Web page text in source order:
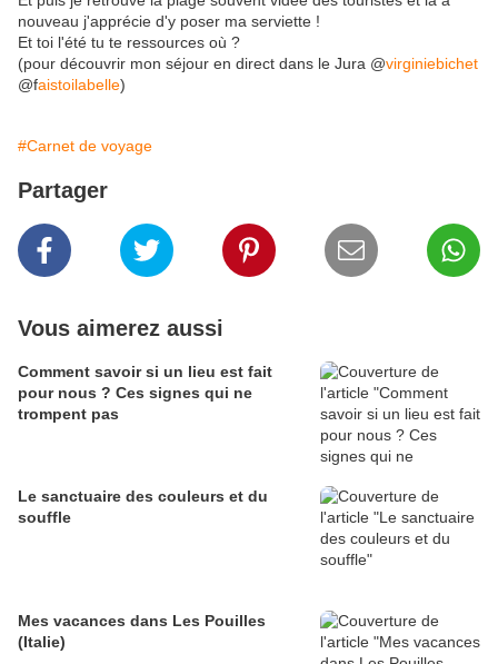
nouveau j'apprécie d'y poser ma serviette !
Et toi l'été tu te ressources où ?
(pour découvrir mon séjour en direct dans le Jura @virginiebichet
@faistoilabelle)
#Carnet de voyage
Partager
Vous aimerez aussi
Comment savoir si un lieu est fait
pour nous ? Ces signes qui ne
trompent pas
Le sanctuaire des couleurs et du
souffle
Mes vacances dans Les Pouilles
(Italie)